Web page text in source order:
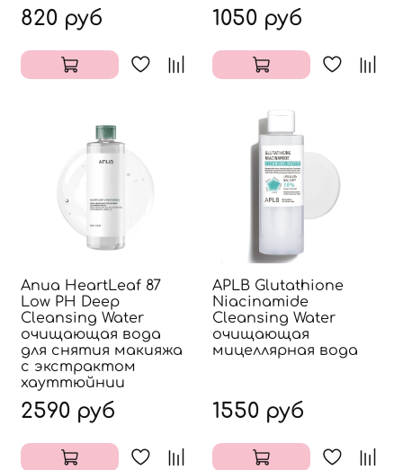
820 руб 1050 руб
Anua HeartLeaf 87
Low PH Deep
Cleansing Water
очищающая вода
для снятия макияжа
с экстрактом
хауттюйнии
2590 руб
APLB Glutathione
Niacinamide
Cleansing Water
очищающая
мицеллярная вода
1550 руб